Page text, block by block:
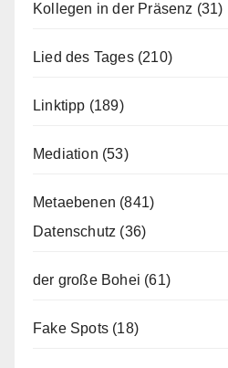
Kollegen in der Präsenz (31)
Lied des Tages(210)
Linktipp (189)
Mediation (53)
Metaebenen (841)
Datenschutz (36)
der große Bohei (61)
Fake Spots (18)